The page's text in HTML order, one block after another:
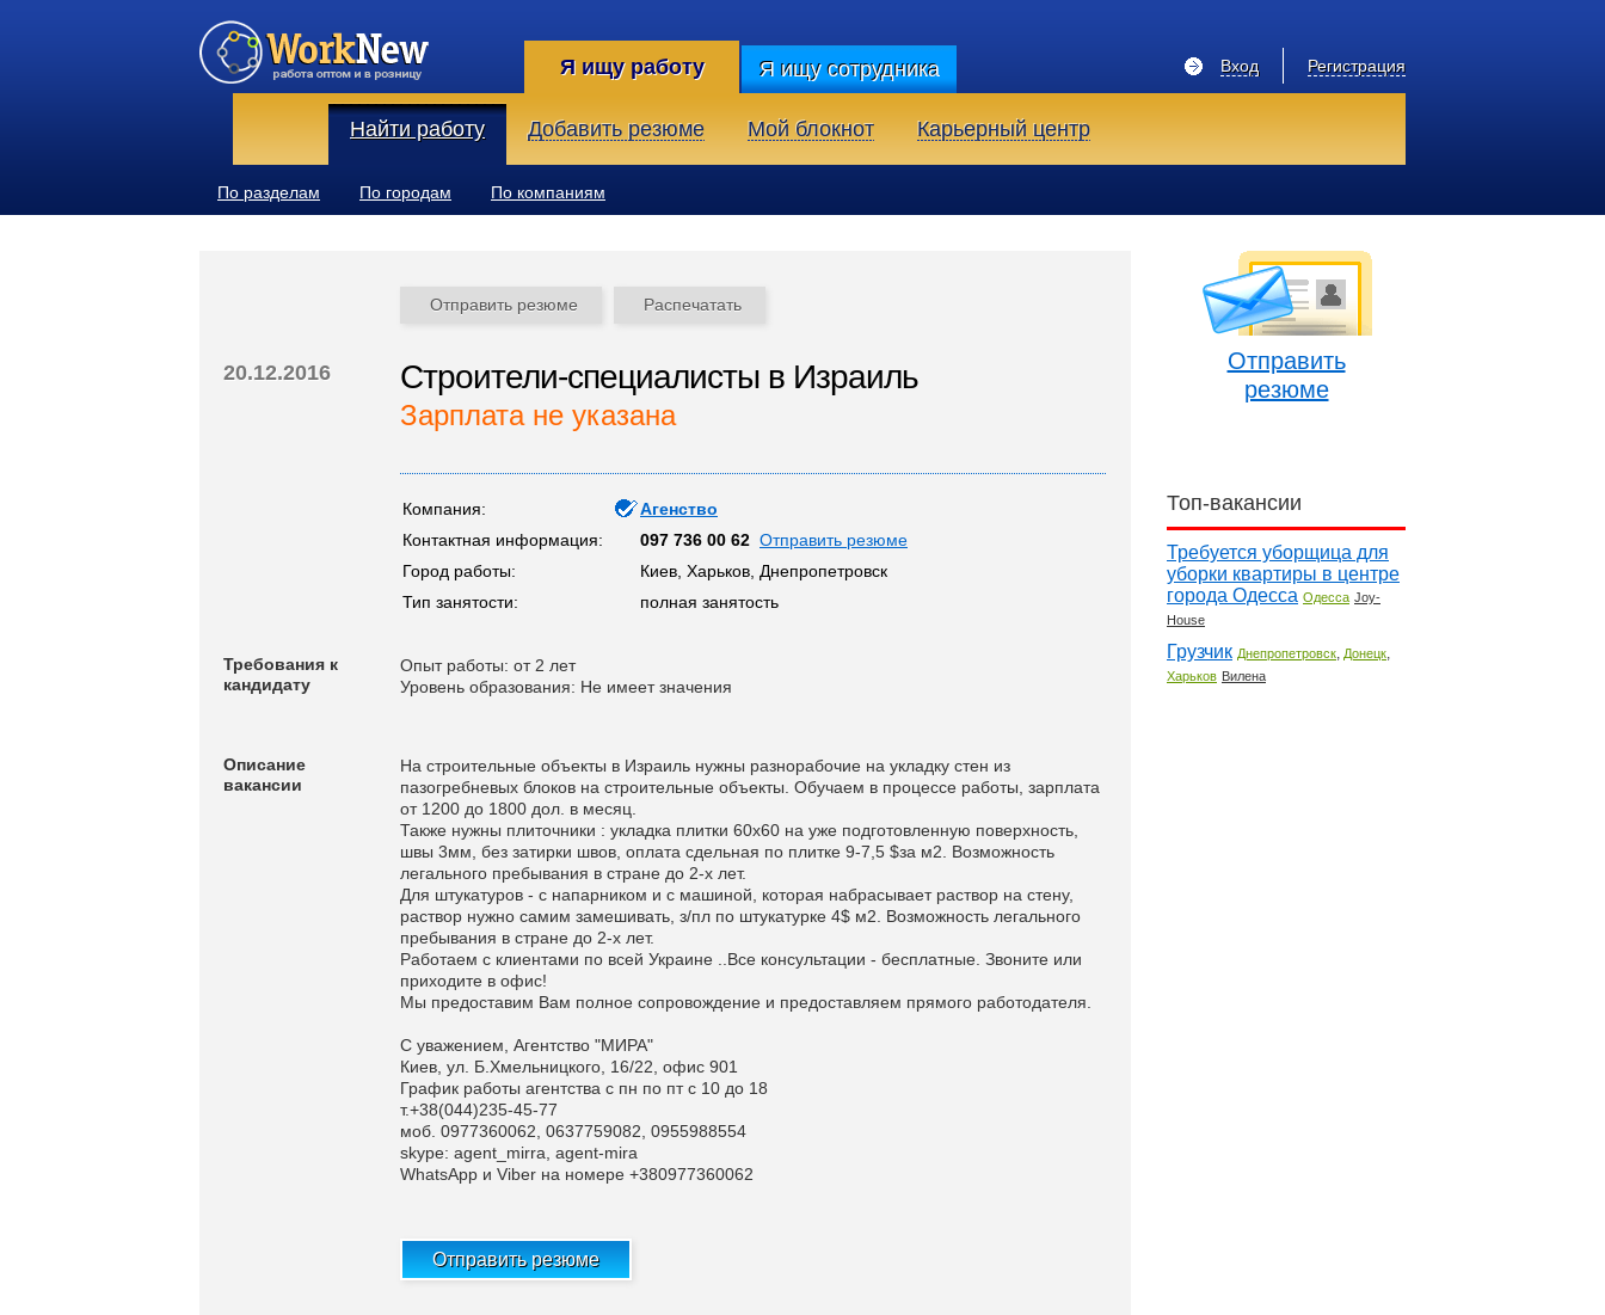
Я ищу работу Я ищу сотрудника Регистрация
Вход
Найти работу Добавить резюме Мой блокнот Карьерный центр
По разделам По городам По компаниям
Отправить резюме Распечатать
20.12.2016 Строители-специалисты в Израиль
Зарплата не указана
Компания:
Агенство
Контактная информация:
097 736 00 62 Отправить резюме
Город работы:
Киев, Харьков, Днепропетровск
Тип занятости:
полная занятость
Требования к
кандидату
Опыт работы: от 2 лет
Уровень образования: Не имеет значения
Описание
вакансии
На строительные объекты в Израиль нужны разнорабочие на укладку стен из
пазогребневых блоков на строительные объекты. Обучаем в процессе работы, зарплата
от 1200 до 1800 дол. в месяц.
Также нужны плиточники : укладка плитки 60х60 на уже подготовленную поверхность,
швы 3мм, без затирки швов, оплата сдельная по плитке 9-7,5 $за м2. Возможность
легального пребывания в стране до 2-х лет.
Для штукатуров - с напарником и с машиной, которая набрасывает раствор на стену,
раствор нужно самим замешивать, з/пл по штукатурке 4$ м2. Возможность легального
пребывания в стране до 2-х лет.
Работаем с клиентами по всей Украине ..Все консультации - бесплатные. Звоните или
приходите в офис!
Мы предоставим Вам полное сопровождение и предоставляем прямого работодателя.
С уважением, Агентство "МИРА"
Киев, ул. Б.Хмельницкого, 16/22, офис 901
График работы агентства с пн по пт с 10 до 18
т.+38(044)235-45-77
моб. 0977360062, 0637759082, 0955988554
skype: agent_mirra, agent-mira
WhatsApp и Viber на номере +380977360062
Отправить резюме
Отправить
резюме
Топ-вакансии
Требуется уборщица для
уборки квартиры в центре
города Одесса Одесса Joy-
House
Грузчик Днепропетровск, Донецк,
Харьков Вилена